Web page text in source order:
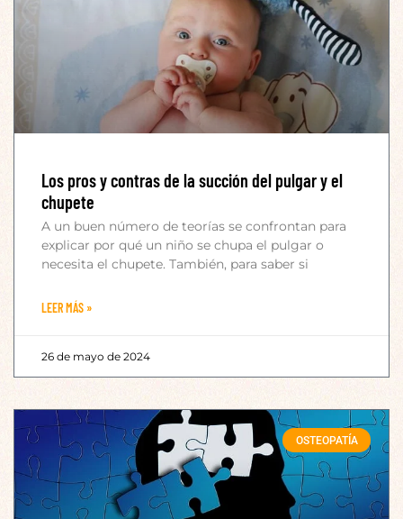
Los pros y contras de la succión del pulgar y el
chupete
A un buen número de teorías se confrontan para
explicar por qué un niño se chupa el pulgar o
necesita el chupete. También, para saber si
LEER MÁS »
26 de mayo de 2024
OSTEOPATÍA